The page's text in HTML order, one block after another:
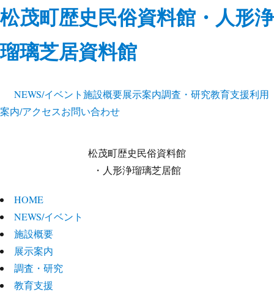
松茂町歴史民俗資料館・人形浄
瑠璃芝居資料館
NEWS/イベント施設概要展示案内調査・研究教育支援利用
案内/アクセスお問い合わせ
松茂町歴史民俗資料館
・人形浄瑠璃芝居館
HOME
NEWS/イベント
施設概要
展示案内
調査・研究
教育支援